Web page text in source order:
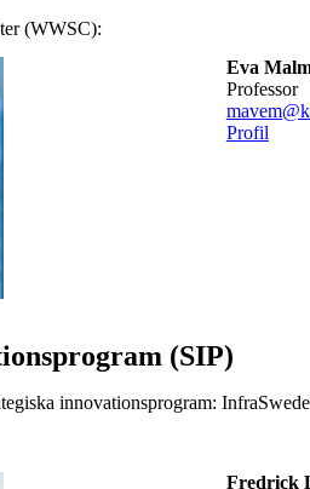
(WWSC):
Eva
professor
Profil
(SIP)
innovationsprogram:
Fredrick